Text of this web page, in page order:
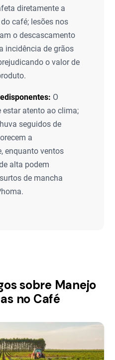
diretamente a
café; lesões nos
o descascamento
incidência de grãos
o valor de
O
estar atento ao clima;
seguidos de
a
enquanto ventos
alta podem
de mancha
sobre Manejo
no Café